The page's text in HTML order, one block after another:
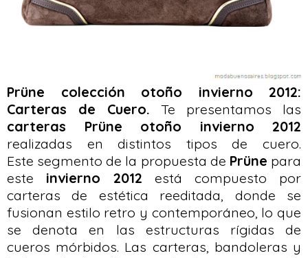
Prüne colección otoño invierno 2012:
Carteras de Cuero. Te presentamos las
carteras Prüne otoño invierno 2012
realizadas en distintos tipos de cuero.
Este segmento de la propuesta de Prüne para
este invierno 2012 está compuesto por
carteras de estética reeditada, donde se
fusionan estilo retro y contemporáneo, lo que
se denota en las estructuras rígidas de
cueros mórbidos. Las carteras, bandoleras y